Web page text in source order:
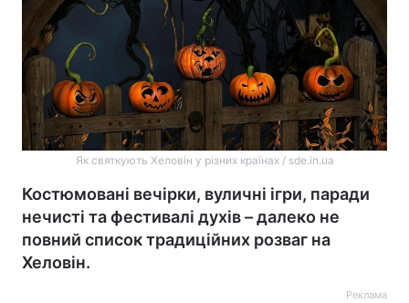
Як святкують Хеловін у різних країнах / sde.in.ua
Костюмовані вечірки, вуличні ігри, паради
нечисті та фестивалі духів – далеко не
повний список традиційних розваг на
Хеловін.
Реклама